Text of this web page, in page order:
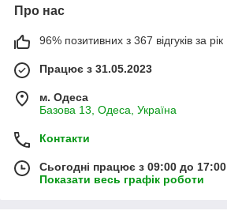
Про нас
96% позитивних з 367 відгуків за рік
Працює з 31.05.2023
м. Одеса
Базова 13, Одеса, Україна
Контакти
Сьогодні працює з 09:00 до 17:00
Показати весь графік роботи